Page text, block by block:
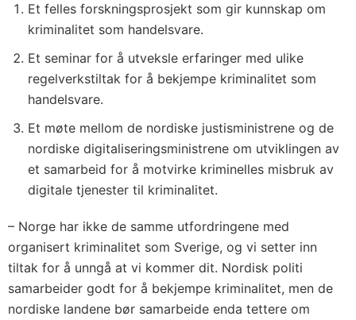
Et felles forskningsprosjekt som gir kunnskap om
kriminalitet som handelsvare.
Et seminar for å utveksle erfaringer med ulike
regelverkstiltak for å bekjempe kriminalitet som
handelsvare.
Et møte mellom de nordiske justisministrene og de
nordiske digitaliseringsministrene om utviklingen av
et samarbeid for å motvirke kriminelles misbruk av
digitale tjenester til kriminalitet.
– Norge har ikke de samme utfordringene med
organisert kriminalitet som Sverige, og vi setter inn
tiltak for å unngå at vi kommer dit. Nordisk politi
samarbeider godt for å bekjempe kriminalitet, men de
nordiske landene bør samarbeide enda tettere om